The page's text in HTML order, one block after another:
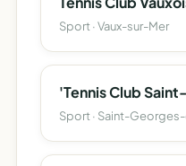
Sport · Vaux-sur-Mer
'Tennis Club
Sport · Saint-